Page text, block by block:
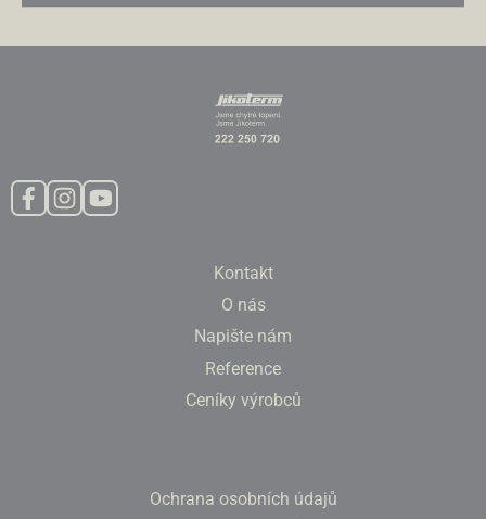
Kontakt
O nás
Napište nám
Reference
Ceníky výrobců
Ochrana osobních údajů